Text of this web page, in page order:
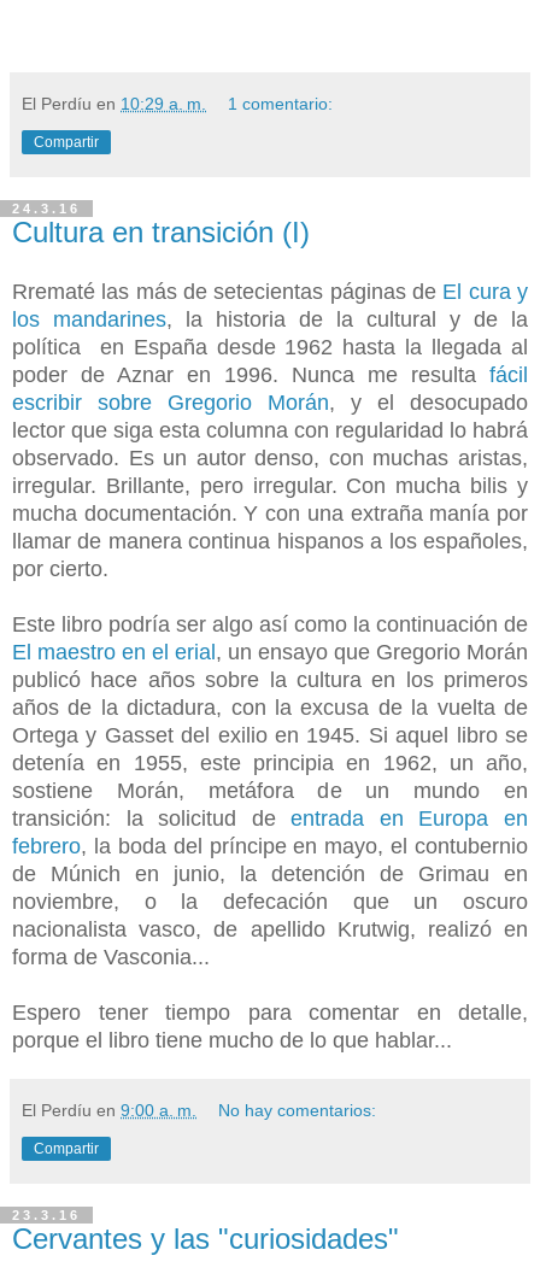
El Perdíu en 10:29 a. m. 1 comentario:
Compartir
24.3.16
Cultura en transición (I)
Rrematé las más de setecientas páginas de El cura y
los mandarines, la historia de la cultural y de la
política en España desde 1962 hasta la llegada al
poder de Aznar en 1996. Nunca me resulta fácil
escribir sobre Gregorio Morán, y el desocupado
lector que siga esta columna con regularidad lo habrá
observado. Es un autor denso, con muchas aristas,
irregular. Brillante, pero irregular. Con mucha bilis y
mucha documentación. Y con una extraña manía por
llamar de manera continua hispanos a los españoles,
por cierto.
Este libro podría ser algo así como la continuación de
El maestro en el erial , un ensayo que Gregorio Morán
publicó hace años sobre la cultura en los primeros
años de la dictadura, con la excusa de la vuelta de
Ortega y Gasset del exilio en 1945. Si aquel libro se
detenía en 1955, este principia en 1962, un año,
sostiene Morán, metáfora de un mundo en
transición:
la solicitud deentrada en Europa en
febrero, la boda del príncipe en mayo, el contubernio
de Múnich en junio, la detención de Grimau en
noviembre, o la defecación que un oscuro
nacionalista vasco, de apellido Krutwig, realizó en
forma de Vasconia...
Espero tener tiempo para comentar en detalle,
porque el libro tiene mucho de lo que hablar...
El Perdíu en 9:00 a. m. No hay comentarios:
Compartir
23.3.16
Cervantes y las "curiosidades"